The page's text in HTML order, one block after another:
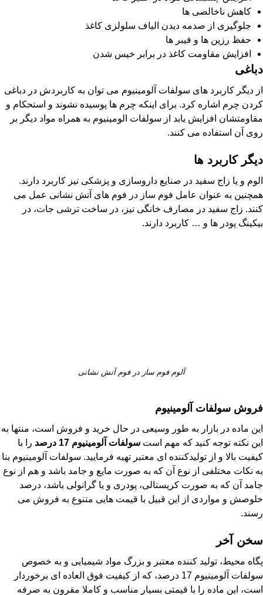
کاهش ناخالصی ها
جلوگیری از صدمه دیدن الیاف سلولزی کاغذ
حفظ رزین ها و فیبر ها
افزایش مقاومت کاغذ در برابر خیس شدن
دباغی
از دیگر کاربرد های سولفات آلومینیوم می توان به کاربردش در دباغی
کردن چرم اشاره کرد. برای اینکه چرم ها پوسیده نشوند و استحکام و
مقاومتشان افزایش یابد از سولفات الومینیوم به همراه مواد دیگر بر
روی آن استفاده می کنند.
دیگر کاربرد ها
الوم و یا زاج سفید در صنایع داروسازی و پزشکی نیز کاربرد دارند.
همچنین به عنوان عامل فوم ساز در فوم های آتش نشانی عمل می
کنند. زاج سفید در مصارف خانگی نیز، در ساخت ترشی جات، در
بیکینگ پودر ها و … کاربرد دارند.
آلوم فوم ساز در فوم آتش نشانی
فروش سولفات آلومینیوم
این ماده در بازار به طور وسیعی در حال خرید و فروش است، منتها به
این نکته توجه کنید که مهم است سولفات آلومینیوم 17 درصد
را با
کیفیت بالا و از تولیدکننده ای معتبر تهیه فرمایید. سولفات آلومینیوم بنا
به نکات مختلفی از نوع آن که به صورت مایع و جامد باشد و هم از نوع
جامد آن که به صورت کریستالی، پودری و یا گرانولی باشد، درصد
خلوصش و مواردی از این قبیل با قیمت هایی متنوع به فروش می
رسند.
سخن آخر
پگاه محیط، تولید کننده معتبر و بزرگ مواد شیمیایی و به خصوص
سولفات آلومینیوم 17 درصد
، که از کیفیت فوق العاده ای برخوردار
است، این ماده را با قیمتی بسیار مناسب و کاملا مقرون به صرفه